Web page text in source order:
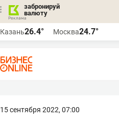
забронируй
валюту
Казань26.4° Москва24.7°
15 сентября 2022, 07:00